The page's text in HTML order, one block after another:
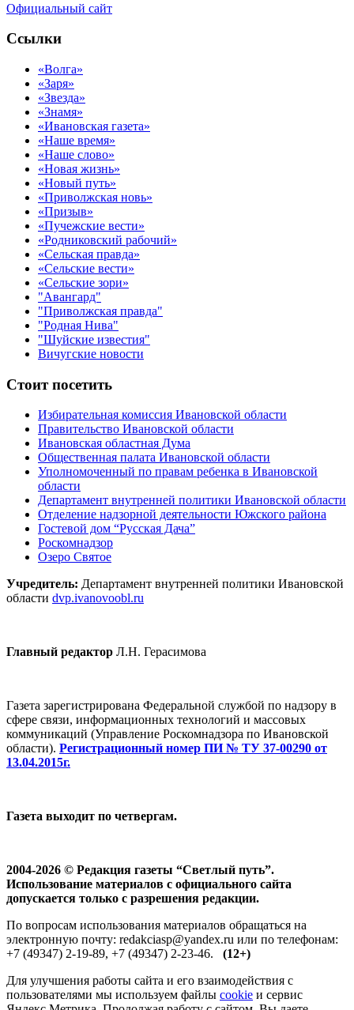
Официальный сайт
Ссылки
«Волга»
«Заря»
«Звезда»
«Знамя»
«Ивановская газета»
«Наше время»
«Наше слово»
«Новая жизнь»
«Новый путь»
«Приволжская новь»
«Призыв»
«Пучежские вести»
«Родниковский рабочий»
«Сельская правда»
«Сельские вести»
«Сельские зори»
"Авангард"
"Приволжская правда"
"Родная Нива"
"Шуйские известия"
Вичугские новости
Стоит посетить
Избирательная комиссия Ивановской области
Правительство Ивановской области
Ивановская областная Дума
Общественная палата Ивановской области
Уполномоченный по правам ребенка в Ивановской
области
Департамент внутренней политики Ивановской области
Отделение надзорной деятельности Южского района
Гостевой дом “Русская Дача”
Роскомнадзор
Озеро Святое
Учредитель: Департамент внутренней политики Ивановской
области dvp.ivanovoobl.ru
Главный редактор Л.Н. Герасимова
Газета зарегистрирована Федеральной службой по надзору в
сфере связи, информационных технологий и массовых
коммуникаций (Управление Роскомнадзора по Ивановской
области). Регистрационный номер ПИ № ТУ 37-00290 от
13.04.2015г.
Газета выходит по четвергам.
2004-2026 © Редакция газеты “Светлый путь”.
Использование материалов с официального сайта
допускается только с разрешения редакции.
По вопросам использования материалов обращаться на
электронную почту: redakciasp@yandex.ru или по телефонам:
+7 (49347) 2-19-89, +7 (49347) 2-23-46. (12+)
Для улучшения работы сайта и его взаимодействия с
пользователями мы используем файлы cookie и сервис